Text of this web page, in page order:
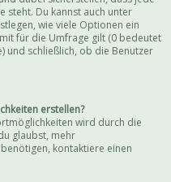
steht. Du kannst auch unter
wie viele Optionen ein
für die Umfrage gilt (0 bedeutet
und schließlich, ob die Benutzer
erstellen?
wird durch die
glaubst, mehr
kontaktiere einen